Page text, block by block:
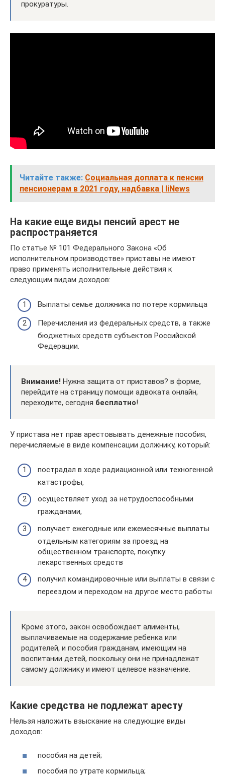
прокуратуры.
Читайте также: Социальная доплата к пенсии
пенсионерам в 2021 году, надбавка | IiNews
На какие еще виды пенсий арест не
распространяется
По статье № 101 Федерального Закона «Об
исполнительном производстве» приставы не имеют
право применять исполнительные действия к
следующим видам доходов:
Выплаты семье должника по потере кормильца
Перечисления из федеральных средств, а также
бюджетных средств субъектов Российской
Федерации.
Внимание! Нужна защита от приставов? в форме,
перейдите на страницу помощи адвоката онлайн,
переходите, сегодня бесплатно!
У пристава нет прав арестовывать денежные пособия,
перечисляемые в виде компенсации должнику, который:
пострадал в ходе радиационной или техногенной
катастрофы,
осуществляет уход за нетрудоспособными
гражданами,
получает ежегодные или ежемесячные выплаты
отдельным категориям за проезд на
общественном транспорте, покупку
лекарственных средств
получил командировочные или выплаты в связи с
переездом и переходом на другое место работы
Кроме этого, закон освобождает алименты,
выплачиваемые на содержание ребенка или
родителей, и пособия гражданам, имеющим на
воспитании детей, поскольку они не принадлежат
самому должнику и имеют целевое назначение.
Какие средства не подлежат аресту
Нельзя наложить взыскание на следующие виды
доходов:
пособия на детей;
пособия по утрате кормильца;